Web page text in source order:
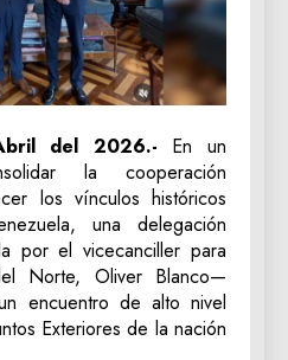
del 2026.- En un
la cooperación
los vínculos históricos
una delegación
por el vicecanciller para
Norte, Oliver Blanco—
encuentro de alto nivel
Exteriores de la nación